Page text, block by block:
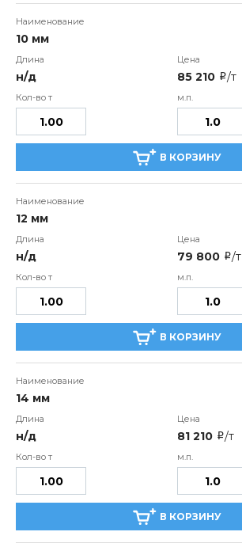
10 мм
н/д 85 210 i/т
В КОРЗИНУ
12 мм
н/д 79 800 i/т
В КОРЗИНУ
14 мм
н/д 81 210 i/т
В КОРЗИНУ